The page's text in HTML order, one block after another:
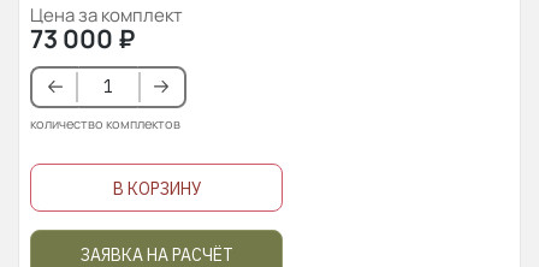
Цена за комплект
73 000 ₽
количество комплектов
В КОРЗИНУ
ЗАЯВКА НА РАСЧЁТ